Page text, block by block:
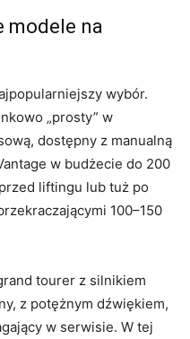
modele na
wybór.
„prosty” w
dostępny z manualną
w budżecie do 200
liftingu lub tuż po
100–150
tourer z silnikiem
z potężnym dźwiękiem,
w serwisie. W tej